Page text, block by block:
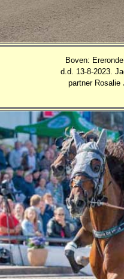
Boven:
d.d. 13-8-2023.
partner Rosalie